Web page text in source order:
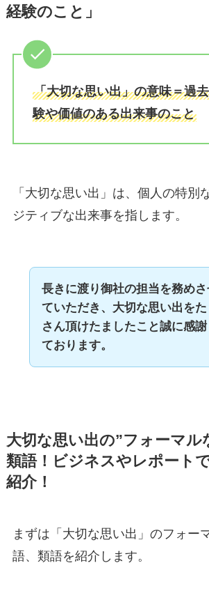
経験のこと」
「大切な思い出」の意味＝過
験や価値のある出来事のこと
「大切な思い出」は、個人の特別
ジティブな出来事を指します。
長きに渡り御社の担当を務め
ていただき、大切な思い出をた
さん頂けたましたこと誠に感謝
ております。
大切な思い出の”フォーマル
類語！ビジネスやレポート
紹介！
まずは「大切な思い出」のフォー
語、類語を紹介します。